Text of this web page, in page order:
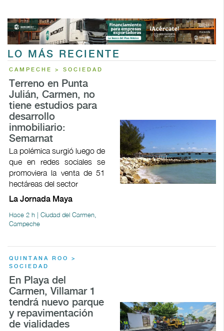
LO MÁS RECIENTE
CAMPECHE > SOCIEDAD
Terreno en Punta
Julián, Carmen, no
tiene estudios para
desarrollo
inmobiliario:
Semarnat
La polémica surgió luego de
que en redes sociales se
promoviera la venta de 51
hectáreas del sector
La Jornada Maya
Hace 2 h | Ciudad del Carmen,
Campeche
QUINTANA ROO >
SOCIEDAD
En Playa del
Carmen, Villamar 1
tendrá nuevo parque
y repavimentación
de vialidades